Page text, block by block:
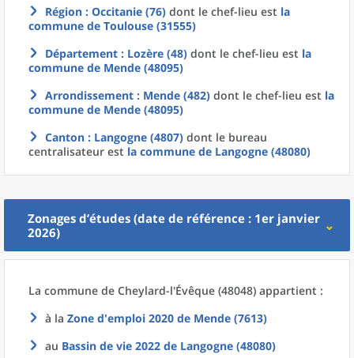
Région : Occitanie (76) dont le chef-lieu est la
commune de Toulouse (31555)
Département : Lozère (48) dont le chef-lieu est la
commune de Mende (48095)
Arrondissement : Mende (482) dont le chef-lieu est la
commune de Mende (48095)
Canton : Langogne (4807) dont le bureau
centralisateur est la commune de Langogne (48080)
Zonages d’études (date de référence : 1er janvier
2026)
La commune de Cheylard-l'Évêque (48048) appartient :
à la Zone d'emploi 2020 de Mende (7613)
au Bassin de vie 2022 de Langogne (48080)